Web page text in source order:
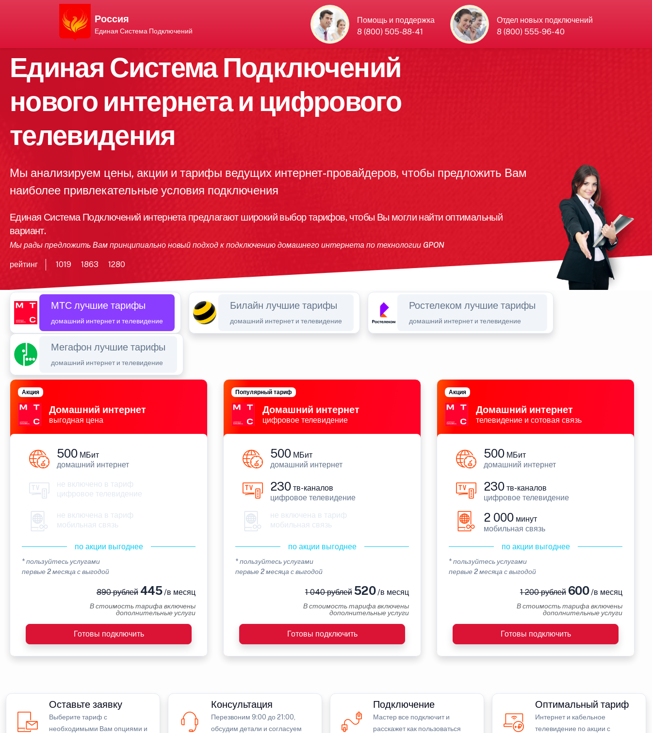
Россия
Единая Система Подключений
Помощь и поддержка
8 (800) 505-88-41
Отдел новых подключений
8 (800) 555-96-40
Единая Система Подключений
нового интернета и цифрового
телевидения
Мы анализируем цены, акции и тарифы ведущих интернет-провайдеров, чтобы предложить Вам
наиболее привлекательные условия подключения
Единая Система Подключений интернета предлагают широкий выбор тарифов, чтобы Вы могли найти оптимальный
вариант.
Мы рады предложить Вам принципиально новый подход к подключению домашнего интернета по технологии GPON
рейтинг 1019 1863 1280
МТС лучшие тарифы
домашний интернет и телевидение
Билайн лучшие тарифы
домашний интернет и телевидение
Ростелеком лучшие тарифы
домашний интернет и телевидение
Мегафон лучшие тарифы
домашний интернет и телевидение
Домашний интернет
выгодная цена
Акция
500 МБит
домашний интернет
не включено в тариф
цифровое телевидение
не включена в тариф
мобильная связь
по акции выгоднее
* пользуйтесь услугами
первые 2 месяца с выгодой
890 рублей445/в месяц
В стоимость тарифа включены
дополнительные услуги
Готовы подключить
Домашний интернет
цифровое телевидение
Популярный тариф
500 МБит
домашний интернет
230 тв-каналов
цифровое телевидение
не включена в тариф
мобильная связь
по акции выгоднее
* пользуйтесь услугами
первые 2 месяца с выгодой
1 040 рублей520/в месяц
В стоимость тарифа включены
дополнительные услуги
Готовы подключить
Домашний интернет
телевидение и сотовая связь
Акция
500 МБит
домашний интернет
230 тв-каналов
цифровое телевидение
2 000 минут
мобильная связь
по акции выгоднее
* пользуйтесь услугами
первые 2 месяца с выгодой
1 200 рублей600/в месяц
В стоимость тарифа включены
дополнительные услуги
Готовы подключить
Оставьте заявку
Выберите тариф с
необходимыми Вам опциями и
Консультация
Перезвоним 9:00 до 21:00,
обсудим детали и согласуем
Подключение
Мастер все подключит и
расскажет как пользоваться
Оптимальный тариф
Интернет и кабельное
телевидение по акции с